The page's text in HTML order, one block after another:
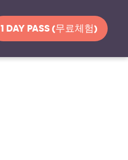
1 DAY PASS (무료체험)